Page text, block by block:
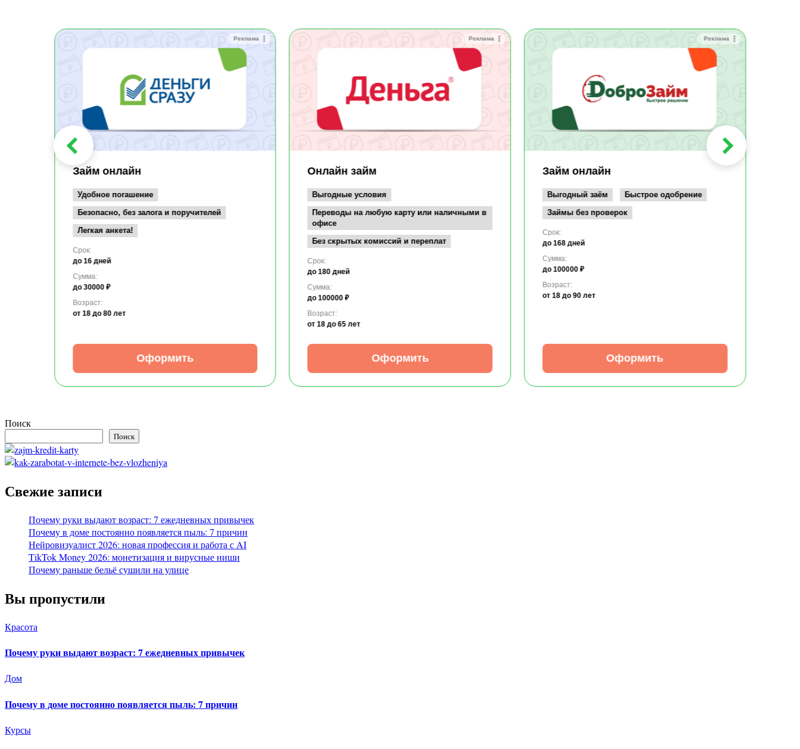
Реклама
Займ онлайн
Удобное погашение
Безопасно, без залога и поручителей
Легкая анкета!
Срок:
до 16 дней
Сумма:
до 30000 ₽
Возраст:
от 18 до 80 лет
Оформить
Реклама
Онлайн займ
Выгодные условия
Переводы на любую карту или наличными в
офисе
Без скрытых комиссий и переплат
Срок:
до 180 дней
Сумма:
до 100000 ₽
Возраст:
от 18 до 65 лет
Оформить
Реклама
Займ онлайн
Выгодный заём
Быстрое одобрение
Займы без проверок
Срок:
до 168 дней
Сумма:
до 100000 ₽
Возраст:
от 18 до 90 лет
Оформить
Поиск
Поиск
Свежие записи
Почему руки выдают возраст: 7 ежедневных привычек
Почему в доме постоянно появляется пыль: 7 причин
Нейровизуалист 2026: новая профессия и работа с AI
TikTok Money 2026: монетизация и вирусные ниши
Почему раньше бельё сушили на улице
Вы пропустили
Красота
Почему руки выдают возраст: 7 ежедневных привычек
Дом
Почему в доме постоянно появляется пыль: 7 причин
Курсы